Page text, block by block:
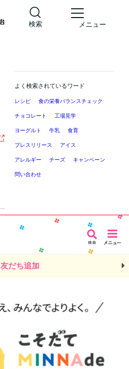
検索 メニュー
よく検索されているワード
レシピ 食の栄養バランスチェック
チョコレート 工場見学
ヨーグルト 牛乳 食育
プレスリリース アイス
アレルギー チーズ キャンペーン
問い合わせ
友だち追加